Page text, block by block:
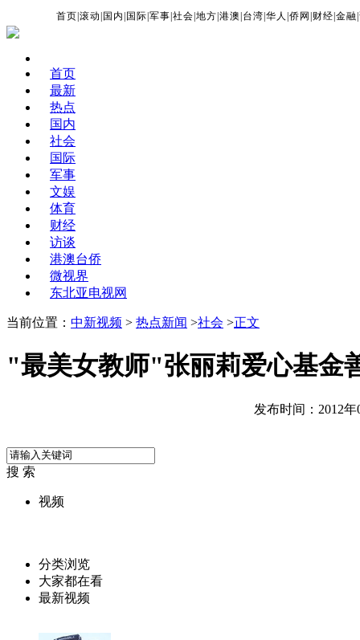
首页 |滚动 国内 国际 |军事 |社会 |地方 |港澳 台湾 |华人 |侨网 财经 |金融 |
首页
最新
热点
国内
社会
国际
军事
文娱
体育
财经
访谈
港澳台侨
微视界
东北亚电视网
当前位置： 中新视频 > 热点新闻 >社会 >正文
"最美女教师"张丽莉爱心基金
发布时间：2012年
搜 索
视频
分类浏览
大家都在看
最新视频